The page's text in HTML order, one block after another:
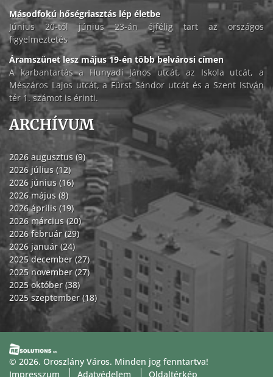
Másodfokú hőségriasztás lép életbe
Június 20-tól június 23-án éjfélig tart az országos
figyelmeztetés
Áramszünet lesz május 19-én több belvárosi címen
A karbantartás a Hunyadi János utcát, az Iskola utcát, a
Mészáros Lajos utcát, a Fürst Sándor utcát és a Szent István
tér 1. számot is érinti.
ARCHÍVUM
2026 augusztus (9)
2026 július (12)
2026 június (16)
2026 május (8)
2026 április (19)
2026 március (20)
2026 február (29)
2026 január (24)
2025 december (27)
2025 november (27)
2025 október (38)
2025 szeptember (18)
© 2026. Oroszlány Város. Minden jog fenntartva!
Impresszum
Adatvédelem Oldaltérkép